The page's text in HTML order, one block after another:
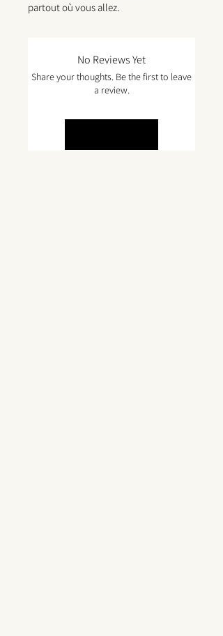
partout où vous allez.
No Reviews Yet
Share your thoughts. Be the first to leave
a review.